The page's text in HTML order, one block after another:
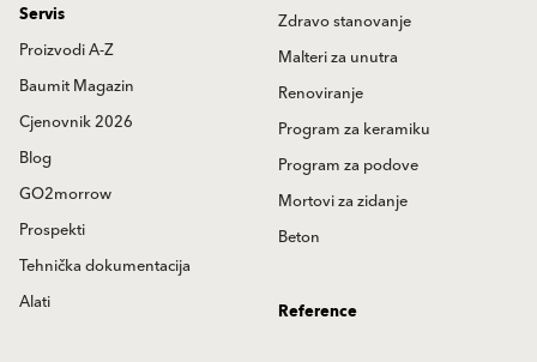
Zdravo stanovanje
Malteri za unutra
Renoviranje
Program za keramiku
Program za podove
Mortovi za zidanje
Beton
Servis
Proizvodi A-Z
Baumit Magazin
Cjenovnik 2026
Blog
GO2morrow
Prospekti
Tehnička dokumentacija
Alati
Reference